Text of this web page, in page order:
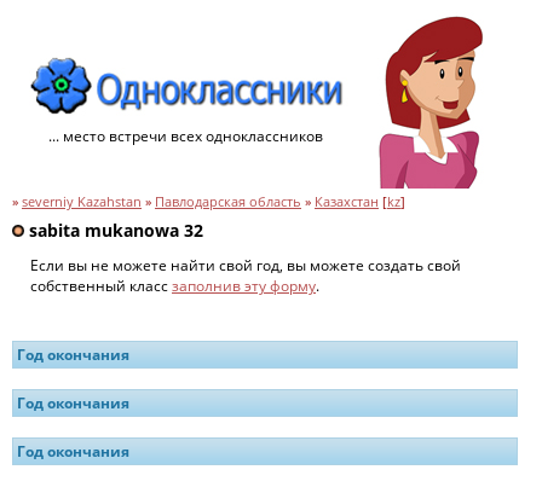
... место встречи всех одноклассников
» severniy Kazahstan » Павлодарская область » Казахстан [kz]
sabita mukanowa 32
Если вы не можете найти свой год, вы можете создать свой
собственный классзаполнив эту форму.
Год окончания
Год окончания
Год окончания